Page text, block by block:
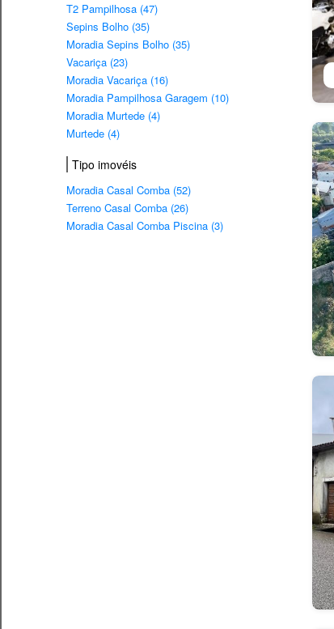
T2 Pampilhosa (47)
Sepins Bolho (35)
Moradia Sepins Bolho (35)
Vacariça (23)
Moradia Vacariça (16)
Moradia Pampilhosa Garagem (10)
Moradia Murtede (4)
Murtede (4)
Tipo imovéis
Moradia Casal Comba (52)
Terreno Casal Comba (26)
Moradia Casal Comba Piscina (3)